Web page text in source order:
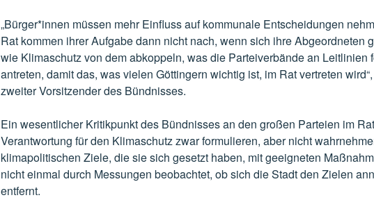
„Bürger*innen müssen mehr Einfluss auf kommunale Entscheidungen
Rat kommen ihrer Aufgabe dann nicht nach, wenn sich ihre Abgeordneten
wie Klimaschutz von dem abkoppeln, was die Parteiverbände an Leitlinien
antreten, damit das, was vielen Göttingern wichtig ist, im Rat vertreten
zweiter Vorsitzender des Bündnisses.
Ein wesentlicher Kritikpunkt des Bündnisses an den großen Parteien im
Verantwortung für den Klimaschutz zwar formulieren, aber nicht
klimapolitischen Ziele, die sie sich gesetzt haben, mit geeigneten
nicht einmal durch Messungen beobachtet, ob sich die Stadt den Zielen
entfernt.